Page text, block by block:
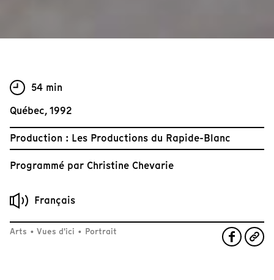
54 min
Québec, 1992
Production : Les Productions du Rapide-Blanc
Programmé par Christine Chevarie
Français
Arts • Vues d'ici • Portrait